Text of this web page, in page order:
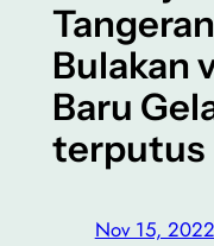
Bulakan
Baru
terputus
Nov 15, 2022